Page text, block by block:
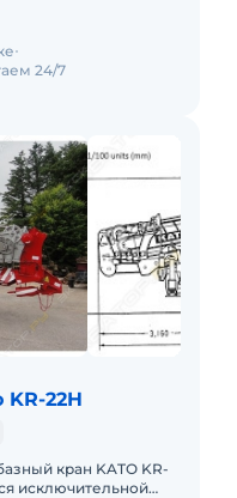
24/7
22H
кран KATO KR-
исключительной